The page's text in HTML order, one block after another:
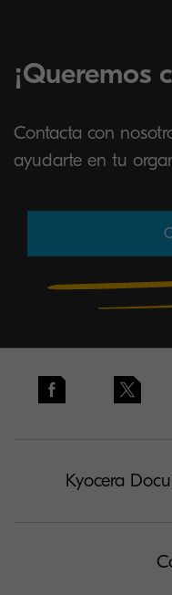
¡Queremos
Contacta con
ayudarte en tu
Kyocera